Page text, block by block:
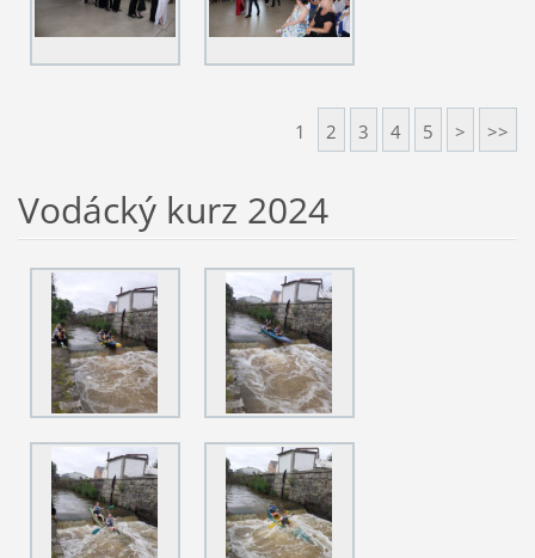
1 2 3 4 5 > >>
Vodácký kurz 2024